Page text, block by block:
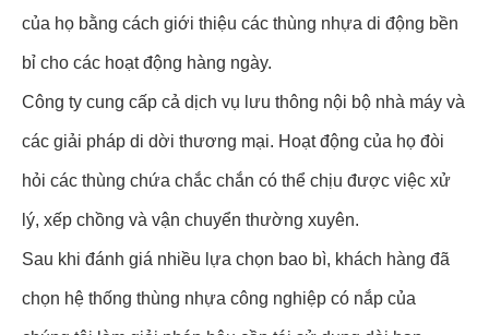
của họ bằng cách giới thiệu các thùng nhựa di động bền
bỉ cho các hoạt động hàng ngày.
Công ty cung cấp cả dịch vụ lưu thông nội bộ nhà máy và
các giải pháp di dời thương mại. Hoạt động của họ đòi
hỏi các thùng chứa chắc chắn có thể chịu được việc xử
lý, xếp chồng và vận chuyển thường xuyên.
Sau khi đánh giá nhiều lựa chọn bao bì, khách hàng đã
chọn hệ thống thùng nhựa công nghiệp có nắp của